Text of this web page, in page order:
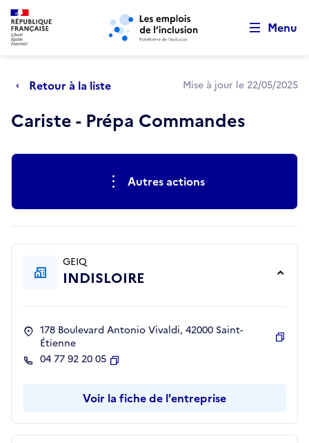
Aller au menu principal Aller au contenu principal
Menu
Retour à la liste Mise à jour le 22/05/2025
Cariste - Prépa Commandes
Actions rapidesAutres actions
GEIQ
INDISLOIRE
178 Boulevard Antonio Vivaldi, 42000 Saint-
Étienne
04 77 92 20 05
Voir la fiche de l'entreprise
Retour au début de la page
Panneau de gestion des cookies